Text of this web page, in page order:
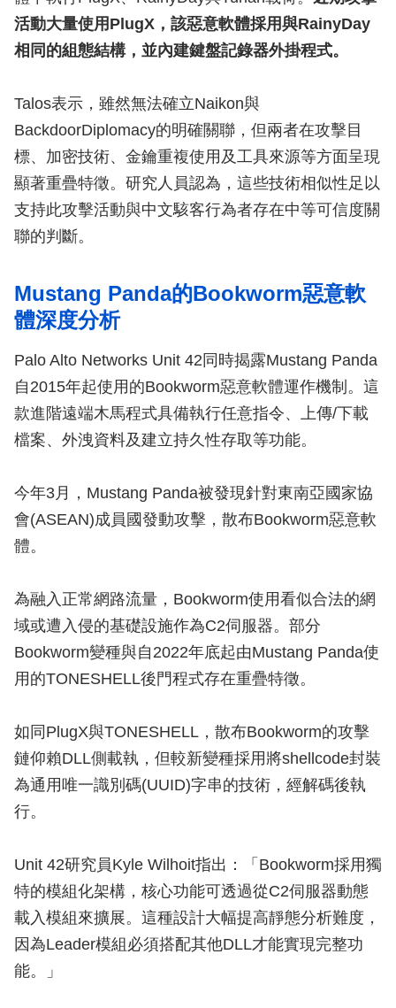
活動大量使用PlugX，該惡意軟體採用與RainyDay
相同的組態結構，並內建鍵盤記錄器外掛程式。
Talos表示，雖然無法確立Naikon與
BackdoorDiplomacy的明確關聯，但兩者在攻擊目
標、加密技術、金鑰重複使用及工具來源等方面呈現
顯著重疊特徵。研究人員認為，這些技術相似性足以
支持此攻擊活動與中文駭客行為者存在中等可信度關
聯的判斷。
Mustang Panda的Bookworm惡意軟
體深度分析
Palo Alto Networks Unit 42同時揭露Mustang Panda
自2015年起使用的Bookworm惡意軟體運作機制。這
款進階遠端木馬程式具備執行任意指令、上傳/下載
檔案、外洩資料及建立持久性存取等功能。
今年3月，Mustang Panda被發現針對東南亞國家協
會(ASEAN)成員國發動攻擊，散布Bookworm惡意軟
體。
為融入正常網路流量，Bookworm使用看似合法的網
域或遭入侵的基礎設施作為C2伺服器。部分
Bookworm變種與自2022年底起由Mustang Panda使
用的TONESHELL後門程式存在重疊特徵。
如同PlugX與TONESHELL，散布Bookworm的攻擊
鏈仰賴DLL側載執，但較新變種採用將shellcode封裝
為通用唯一識別碼(UUID)字串的技術，經解碼後執
行。
Unit 42研究員Kyle Wilhoit指出：「Bookworm採用獨
特的模組化架構，核心功能可透過從C2伺服器動態
載入模組來擴展。這種設計大幅提高靜態分析難度，
因為Leader模組必須搭配其他DLL才能實現完整功
能。」